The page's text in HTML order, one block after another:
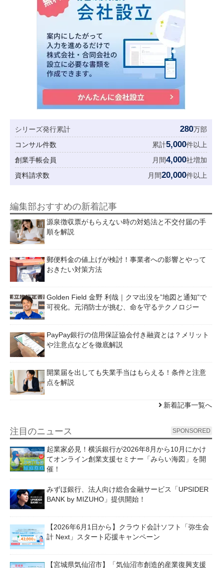
シリーズ発行累計 280万部
コンサル件数
累計5,000件以上
創業手帳会員
月間4,000社増加
資料請求数
月間20,000件以上
編集部おすすめの新着記事
源泉徴収票がもらえない時の対処法と不交付届の手
順を解説
郵便料金の値上げが検討！事業者への影響とやって
おきたい対策方法
Golden Field 金野 利哉｜クマ出没を”地図と通知”で
可視化。元消防士が挑む、命を守るテクノロジー
PayPay銀行の信用保証協会付き融資とは？メリット
や注意点などを徹底解説
開業届を出しても失業手当はもらえる！条件と注意
点を解説
新着記事一覧へ
注目のニュース SPONSORED
起業家必見！横浜銀行が2026年8月から10月にかけ
てオンライン創業支援セミナー「みらい海図」を開
催！
みずほ銀行、法人向け総合金融サービス「UPSIDER
BANK by MIZUHO」提供開始！
【2026年6月1日から】クラウド会計ソフト「弥生会
計 Next」スタート応援キャンペーン
【宮城県気仙沼市】「気仙沼市創造的産業復興支援